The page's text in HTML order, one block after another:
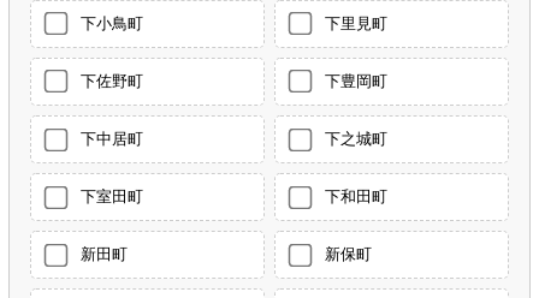
下小鳥町 下里見町
下佐野町 下豊岡町
下中居町 下之城町
下室田町 下和田町
新田町 新保町